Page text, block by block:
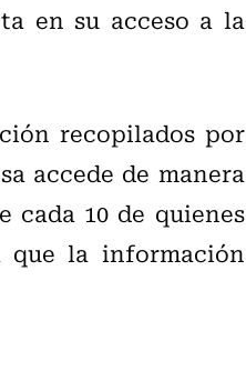
en su acceso a la
recopilados por
accede de manera
cada 10 de quienes
la información